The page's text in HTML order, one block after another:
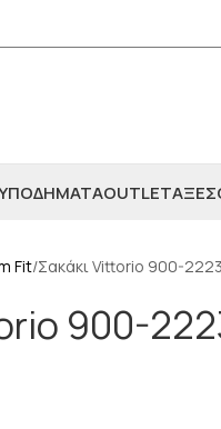
OUTLET
Fit Σακάκι Vittorio 900-
900-